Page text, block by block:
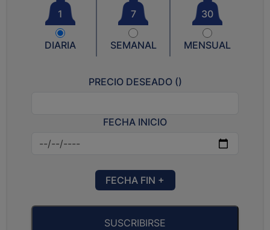
1
DIARIA
7
SEMANAL
30
MENSUAL
PRECIO DESEADO ()
FECHA INICIO
FECHA FIN +
SUSCRIBIRSE